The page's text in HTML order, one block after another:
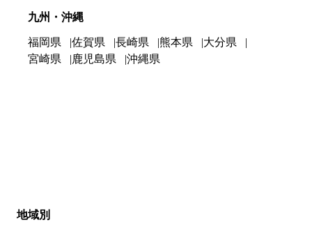
九州・沖縄
福岡県 佐賀県 長崎県 熊本県
大分県
宮崎県
鹿児島県 沖縄県
地域別